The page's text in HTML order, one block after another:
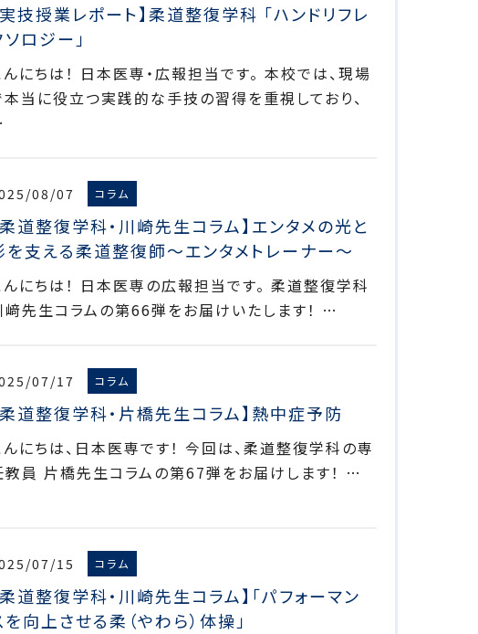
実技授業レポート】柔道整復学科 「ハンドリフレ
ソロジー」
んにちは！ 日本医専・広報担当です。 本校では、現場
本当に役立つ実践的な手技の習得を重視しており、
08/07 コラム
柔道整復学科・川崎先生コラム】エンタメの光と
を支える柔道整復師～エンタメトレーナー～
んにちは！ 日本医専の広報担当です。 柔道整復学科
﨑先生コラムの第66弾をお届けいたします！ …
07/17 コラム
柔道整復学科・片橋先生コラム】熱中症予防
んにちは、日本医専です！ 今回は、柔道整復学科の専
教員 片橋先生コラムの第67弾をお届けします！ …
07/15 コラム
柔道整復学科・川崎先生コラム】「パフォーマン
を向上させる柔（やわら）体操」